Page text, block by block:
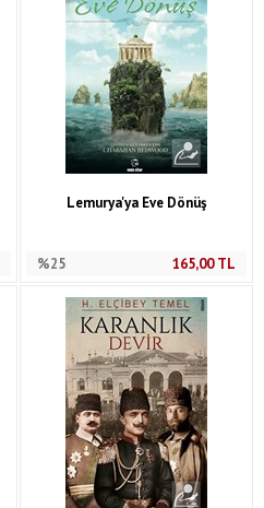
Lemurya'ya Eve Dönüş
%25 165,00TL